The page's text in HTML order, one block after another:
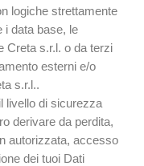
logiche strettamente
i data base, le
Creta s.r.l. o da terzi
esterni e/o
s.r.l..
livello di sicurezza
derivare da perdita,
autorizzata, accesso
dei tuoi Dati